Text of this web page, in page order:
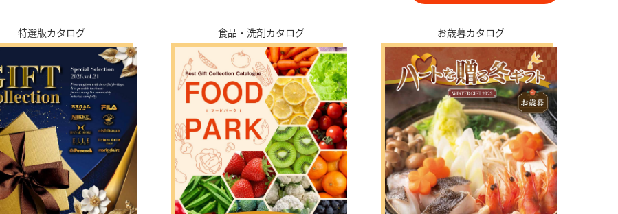
特選版カタログ 食品・洗剤カタログ お歳暮カタログ